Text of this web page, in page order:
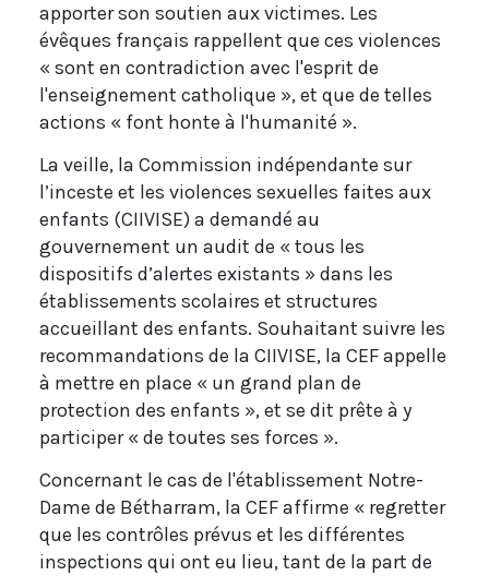
apporter son soutien aux victimes. Les
évêques français rappellent que ces violences
« sont en contradiction avec l'esprit de
l'enseignement catholique », et que de telles
actions « font honte à l'humanité ».
La veille, la Commission indépendante sur
l’inceste et les violences sexuelles faites aux
enfants (CIIVISE) a demandé au
gouvernement un audit de « tous les
dispositifs d’alertes existants » dans les
établissements scolaires et structures
accueillant des enfants. Souhaitant suivre les
recommandations de la CIIVISE, la CEF appelle
à mettre en place « un grand plan de
protection des enfants », et se dit prête à y
participer « de toutes ses forces ».
Concernant le cas de l'établissement Notre-
Dame de Bétharram, la CEF affirme « regretter
que les contrôles prévus et les différentes
inspections qui ont eu lieu, tant de la part de